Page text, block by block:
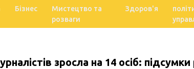
Бізнес
Мистецтво та
розваги
Здоров'я
зросла на 14 осіб: